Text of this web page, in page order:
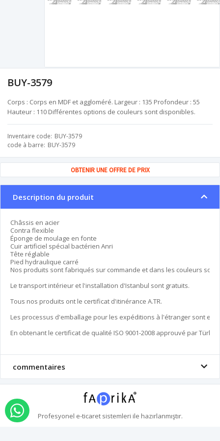
BUY-3579
Corps : Corps en MDF et aggloméré. Largeur : 135 Profondeur : 55
Hauteur : 110 Différentes options de couleurs sont disponibles.
Inventaire code BUY-3579
code à barre BUY-3579
OBTENIR UNE OFFRE DE PRIX
Description du produit
Châssis en acier
Contra flexible
Éponge de moulage en fonte
Cuir artificiel spécial bactérien Anri
Tête réglable
Pied hydraulique carré
Nos produits sont fabriqués sur commande et dans les couleurs
Le transport intérieur et l'installation d'Istanbul sont gratuits.
Tous nos produits ont le certificat d'itinérance A.TR.
Les processus d'emballage pour les expéditions à l'étranger sont
En obtenant le certificat de qualité ISO 9001-2008 approuvé par
commentaires
Profesyonel e-ticaretsistemleri ile hazırlanmıştır.